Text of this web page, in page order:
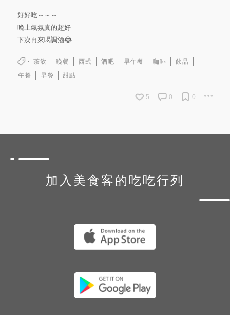
好好吃～～～
晚上氣氛真的超好
下次再來喝調酒😂
茶飲 晚餐 西式 酒吧 早午餐 咖啡
飲品
午餐
早餐 甜點
5 0 0
加入美食客的吃吃行列